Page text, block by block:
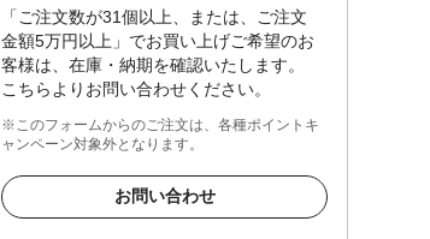
「ご注文数が31個以上、または、ご注文
金額5万円以上」でお買い上げご希望のお
客様は、在庫・納期を確認いたします。
こちらよりお問い合わせください。
※このフォームからのご注文は、各種ポイントキ
ャンペーン対象外となります。
お問い合わせ